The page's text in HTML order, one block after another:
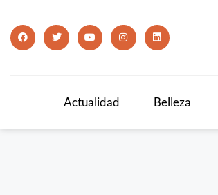
Actualidad Belleza